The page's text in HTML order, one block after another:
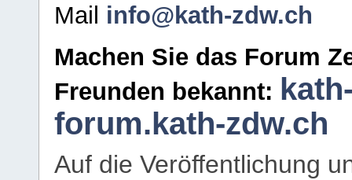
Mail info@kath-zdw.ch
Machen Sie das Forum
Freunden bekannt:
forum.kath-zdw.ch
Auf die Veröffentlichung